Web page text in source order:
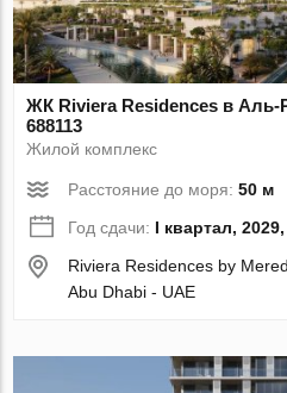
ЖК Riviera Residences в
688113
Жилой комплекс
Расстояние до моря:50 м
Год сдачи: I квартал,
Riviera Residences by
Abu Dhabi - UAE